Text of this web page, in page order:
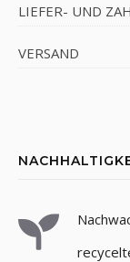
LIEFER- UND
VERSAND